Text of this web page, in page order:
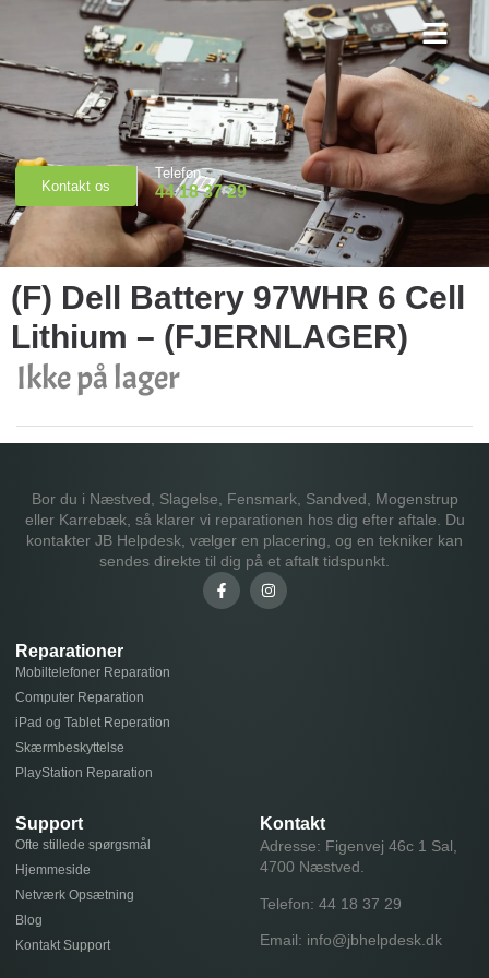
Kontakt os
Telefon
44 18 37 29
(F) Dell Battery 97WHR 6 Cell
Lithium – (FJERNLAGER)
Ikke på lager
Bor du i Næstved, Slagelse, Fensmark, Sandved, Mogenstrup
eller Karrebæk, så klarer vi reparationen hos dig efter aftale. Du
kontakter JB Helpdesk, vælger en placering, og en tekniker kan
sendes direkte til dig på et aftalt tidspunkt.
Reparationer
Mobiltelefoner Reparation
Computer Reparation
iPad og Tablet Reperation
Skærmbeskyttelse
PlayStation Reparation
Support
Ofte stillede spørgsmål
Hjemmeside
Netværk Opsætning
Blog
Kontakt Support
Kontakt
Adresse: Figenvej 46c 1 Sal,
4700 Næstved.
Telefon: 44 18 37 29
Email: info@jbhelpdesk.dk